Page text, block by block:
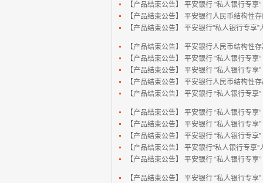
【产品结束公告】
平安银行 "私人银行专享”
【产品结束公告】
平安银行人民币结构性
【产品结束公告】
平安银行"私人银行专享
【产品结束公告】
平安银行人民币结构性
【产品结束公告】
平安银行 "私人银行专享”
【产品结束公告】
平安银行 "私人银行专享”
【产品结束公告】
平安银行人民币结构性
【产品结束公告】
平安银行 “私人银行专享”
【产品结束公告】
平安银行 “私人银行专享”
【产品结束公告】
平安银行 “私人银行专享”
【产品结束公告】
平安银行 “私人银行专享”
【产品结束公告】
平安银行"私人银行专享
【产品结束公告】
平安银行 “私人银行专享”
【产品结束公告】
平安银行 “私人银行专享”